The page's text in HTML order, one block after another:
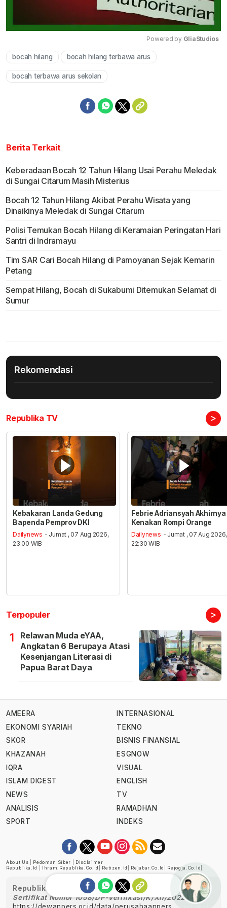
Powered by GliaStudios
bocah hilang bocah hilang terbawa arus
bocah terbawa arus sekolan
Berita Terkait
Keberadaan Bocah 12 Tahun Hilang Usai Perahu Meledak
di Sungai Citarum Masih Misterius
Bocah 12 Tahun Hilang Akibat Perahu Wisata yang
Dinaikinya Meledak di Sungai Citarum
Polisi Temukan Bocah Hilang di Keramaian Peringatan Hari
Santri di Indramayu
Tim SAR Cari Bocah Hilang di Pamoyanan Sejak Kemarin
Petang
Sempat Hilang, Bocah di Sukabumi Ditemukan Selamat di
Sumur
Rekomendasi
Republika TV >
Kebakaran Landa Gedung
Bapenda Pemprov DKI
Dailynews - Jumat , 07 Aug 2026,
23:00 WIB
Febrie Adriansyah Akhirnya
Kenakan Rompi Orange
Dailynews - Jumat , 07 Aug 2026,
22:30 WIB
Terpopuler >
1
Relawan Muda eYAA,
Angkatan 6 Berupaya Atasi
Kesenjangan Literasi di
Papua Barat Daya
AMEERA
EKONOMI SYARIAH
SKOR
KHAZANAH
IQRA
ISLAM DIGEST
NEWS
ANALISIS
SPORT
INTERNASIONAL
TEKNO
BISNIS FINANSIAL
ESGNOW
VISUAL
ENGLISH
TV
RAMADHAN
INDEKS
About Us Pedoman Siber
Disclaimer
Republika.id
Ihram.republika.co.id Retizen.id Rejabar.co.id Rejogja.co.id
Republika telah diverifikasi oleh Dewan Pers
Sertifikat Nomor 1058/DP-Verifikasi/K/XII/2022
https://dewanpers.or.id/data/perusahaanpers